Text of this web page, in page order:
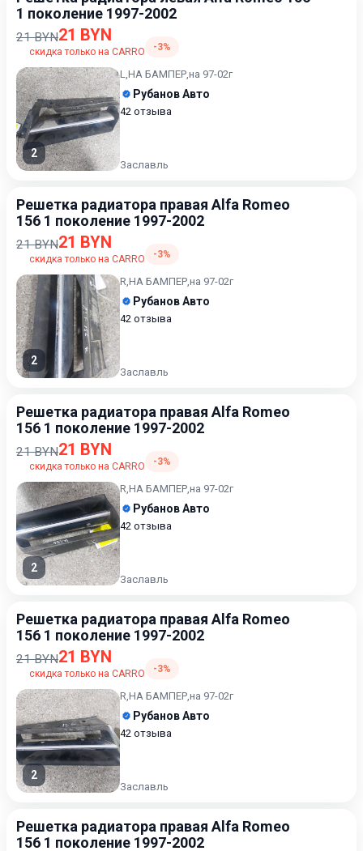
1 поколение 1997-2002
21 BYN21 BYN
скидка только на CARRO -3%
2
L,НА БАМПЕР,на 97-02г
Рубанов Авто
42 отзыва
Заславль
Решетка радиатора правая Alfa Romeo
156 1 поколение 1997-2002
21 BYN21 BYN
скидка только на CARRO -3%
2
R,НА БАМПЕР,на 97-02г
Рубанов Авто
42 отзыва
Заславль
Решетка радиатора правая Alfa Romeo
156 1 поколение 1997-2002
21 BYN21 BYN
скидка только на CARRO -3%
2
R,НА БАМПЕР,на 97-02г
Рубанов Авто
42 отзыва
Заславль
Решетка радиатора правая Alfa Romeo
156 1 поколение 1997-2002
21 BYN21 BYN
скидка только на CARRO -3%
2
R,НА БАМПЕР,на 97-02г
Рубанов Авто
42 отзыва
Заславль
Решетка радиатора правая Alfa Romeo
156 1 поколение 1997-2002